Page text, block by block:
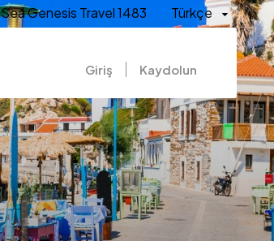
Sea Genesis Travel 1483 Türkçe
Giriş Kaydolun